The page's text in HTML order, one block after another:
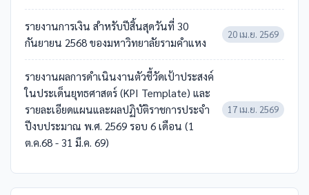
รายงานการเงิน สำหรับปีสิ้นสุดวันที่ 30
กันยายน 2568 ของมหาวิทยาลัยรามคำแหง
20 เม.ย. 2569
รายงานผลการดำเนินงานตัวชี้วัดเป้าประสงค์
ในประเด็นยุทธศาสตร์ (KPI Template) และ
รายละเอียดแผนและผลปฏิบัติราชการประจำ
ปีงบประมาณ พ.ศ. 2569 รอบ 6 เดือน (1
ต.ค.68 - 31 มี.ค. 69)
17 เม.ย. 2569